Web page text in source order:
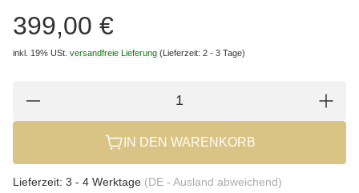
399,00 €
inkl. 19% USt. versandfreie Lieferung (Lieferzeit: 2 - 3 Tage)
IN DEN WARENKORB
Lieferzeit: 3 - 4 Werktage (DE - Ausland abweichend)